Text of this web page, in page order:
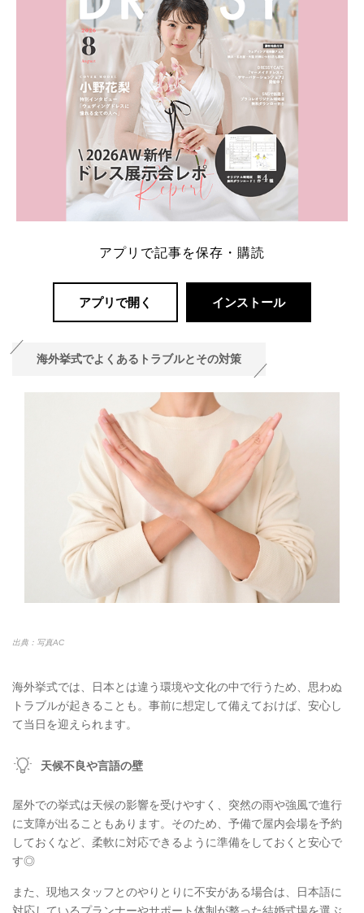
ング診断」か、体験型 […]
続きを読む
アプリで記事を保存・購読
アプリで開く インストール
海外挙式でよくあるトラブルとその対策
出典：写真AC
海外挙式では、日本とは違う環境や文化の中で行うため、思わぬ
トラブルが起きることも。事前に想定して備えておけば、安心し
て当日を迎えられます。
天候不良や⾔語の壁
屋外での挙式は天候の影響を受けやすく、突然の雨や強風で進行
に支障が出ることもあります。そのため、予備で屋内会場を予約
しておくなど、柔軟に対応できるように準備をしておくと安心で
す◎
また、現地スタッフとのやりとりに不安がある場合は、日本語に
対応しているプランナーやサポート体制が整った結婚式場を選ぶ